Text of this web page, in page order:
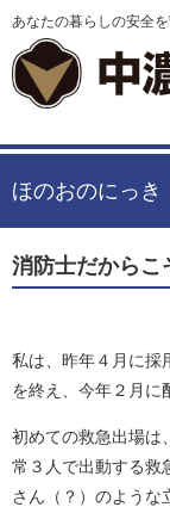
あなたの暮らしの安全
ほのおのにっき
消防士だからこ
私は、昨年４月に採
を終え、今年２月に
初めての救急出場は
常３人で出動する救
さん（？）のような